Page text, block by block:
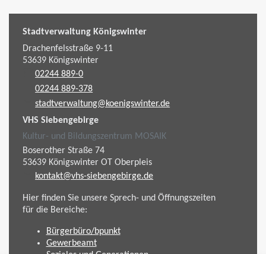
Stadtverwaltung Königswinter
Drachenfelsstraße 9-11
53639Königswinter
02244 889-0
02244 889-378
stadtverwaltung@koenigswinter.de
VHS Siebengebirge
Kultur- und Bildungszentrum MOSAIK
Boserother Straße 74
53639KönigswinterOT Oberpleis
kontakt@vhs-siebengebirge.de
Hier finden Sie unsere Sprech- und Öffnungszeiten
für die Bereiche:
Bürgerbüro/bpunkt
Gewerbeamt